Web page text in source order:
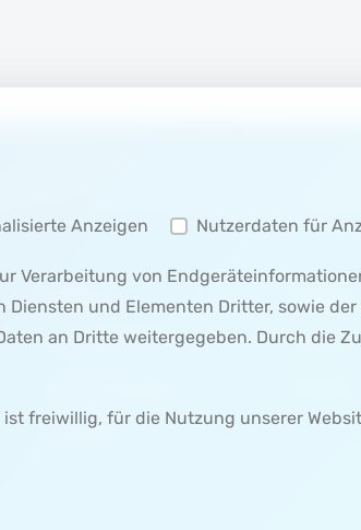
MENÜ 1
IMPRESSUM
KONTAKT
MENÜ 2
SEITE 1
Anzeigen Nutzerdaten für
Verarbeitung von
und Elementen Dritter, sowie
an Dritte weitergegeben. Durch die
freiwillig, für die Nutzung unserer